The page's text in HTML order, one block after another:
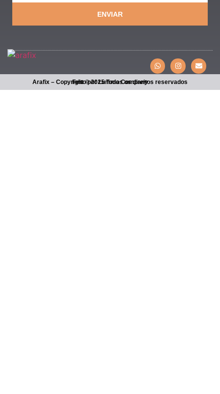
ENVIAR
Arafix – Copyright © 2025 Todos os direitos reservados
Feito por Lumma Company